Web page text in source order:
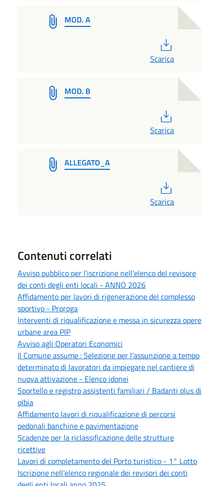
MOD. A
Scarica
MOD. B
Scarica
ALLEGATO_A
Scarica
Contenuti correlati
Avviso pubblico per l'iscrizione nell'elenco del revisore
dei conti degli enti locali - ANNO 2026
Affidamento per lavori di rigenerazione del complesso
sportivo - Proroga
Interventi di riqualificazione e messa in sicurezza opere
urbane area PIP
Avviso agli Operatori Economici
Il Comune assume : Selezione per l’assunzione a tempo
determinato di lavoratori da impiegare nel cantiere di
nuova attivazione - Elenco idonei
Sportello e registro assistenti familiari / Badanti plus di
olbia
Affidamento lavori di riqualificazione di percorsi
pedonali banchine e pavimentazione
Scadenze per la riclassificazione delle strutture
ricettive
Lavori di completamento del Porto turistico - 1° Lotto
Iscrizione nell’elenco regionale dei revisori dei conti